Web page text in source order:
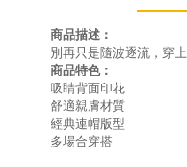
商品描述：
別再只是隨波逐流，穿上
商品特色：
吸睛背面印花
舒適親膚材質
經典連帽版型
多場合穿搭